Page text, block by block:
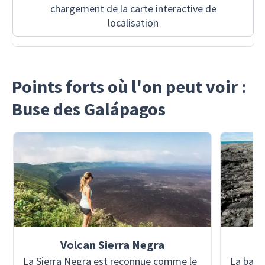
chargement de la carte interactive de
localisation
Points forts où l'on peut voir :
Buse des Galápagos
Volcan Sierra Negra
La Sierra Negra est reconnue comme le
La